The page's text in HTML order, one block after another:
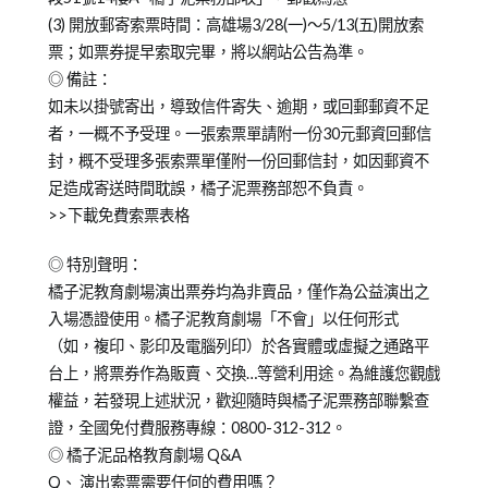
(3) 開放郵寄索票時間：高雄場3/28(一)～5/13(五)開放索
票；如票券提早索取完畢，將以網站公告為準。
◎ 備註：
如未以掛號寄出，導致信件寄失、逾期，或回郵郵資不足
者，一概不予受理。一張索票單請附一份30元郵資回郵信
封，概不受理多張索票單僅附一份回郵信封，如因郵資不
足造成寄送時間耽誤，橘子泥票務部恕不負責。
>>下載免費索票表格
◎ 特別聲明：
橘子泥教育劇場演出票券均為非賣品，僅作為公益演出之
入場憑證使用。橘子泥教育劇場「不會」以任何形式
（如，複印、影印及電腦列印）於各實體或虛擬之通路平
台上，將票券作為販賣、交換…等營利用途。為維護您觀戲
權益，若發現上述狀況，歡迎隨時與橘子泥票務部聯繫查
證，全國免付費服務專線：0800-312-312。
◎ 橘子泥品格教育劇場 Q&A
Q、 演出索票需要任何的費用嗎？